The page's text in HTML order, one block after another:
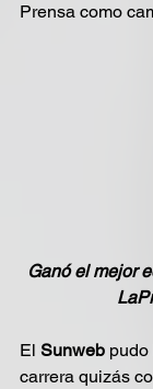
Prensa como
Ganó el mejor
El Sunweb
carrera quizás